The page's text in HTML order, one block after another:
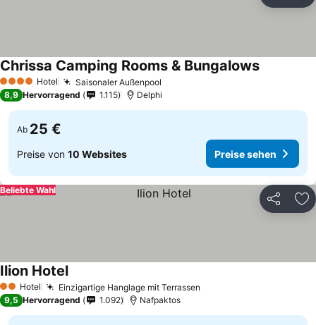
4 Sterne Hotel Saisonaler Außenpool
Chrissa Camping Rooms & Bungalows
8,9 Hervorragend 1.115 Delphi
Ab 25 €
Preise von 10 Websites Preise sehen
Teilen
Beliebte Wahl
2 Sterne
Hotel Einzigartige Hanglage mit Terrassen
Ilion Hotel
9,5 Hervorragend 1.092 Nafpaktos